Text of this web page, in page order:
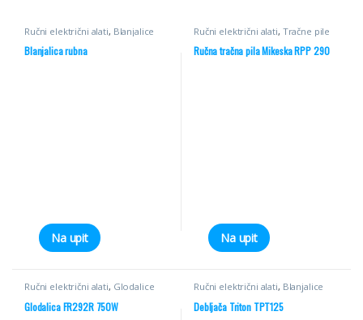
Ručni električni alati, Blanjalice
Blanjalica rubna
Na upit
Ručni električni alati, Tračne pile
Ručna tračna pila Mikeska RPP 290
Na upit
Ručni električni alati, Glodalice
Glodalica FR292R 750W
Ručni električni alati, Blanjalice
Debljača Triton TPT125